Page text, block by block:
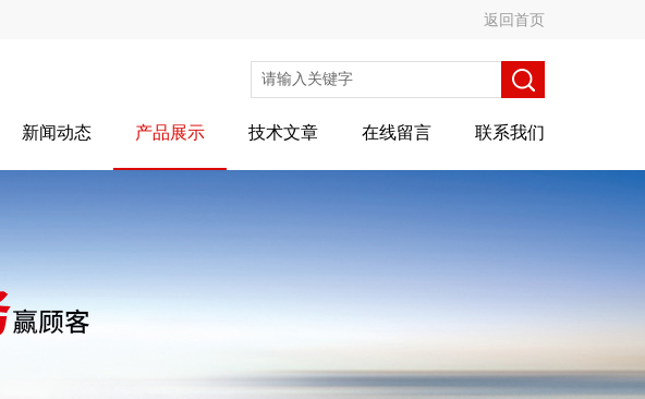
返回首页
新闻动态 产品展示 技术文章 在线留言 联系我们